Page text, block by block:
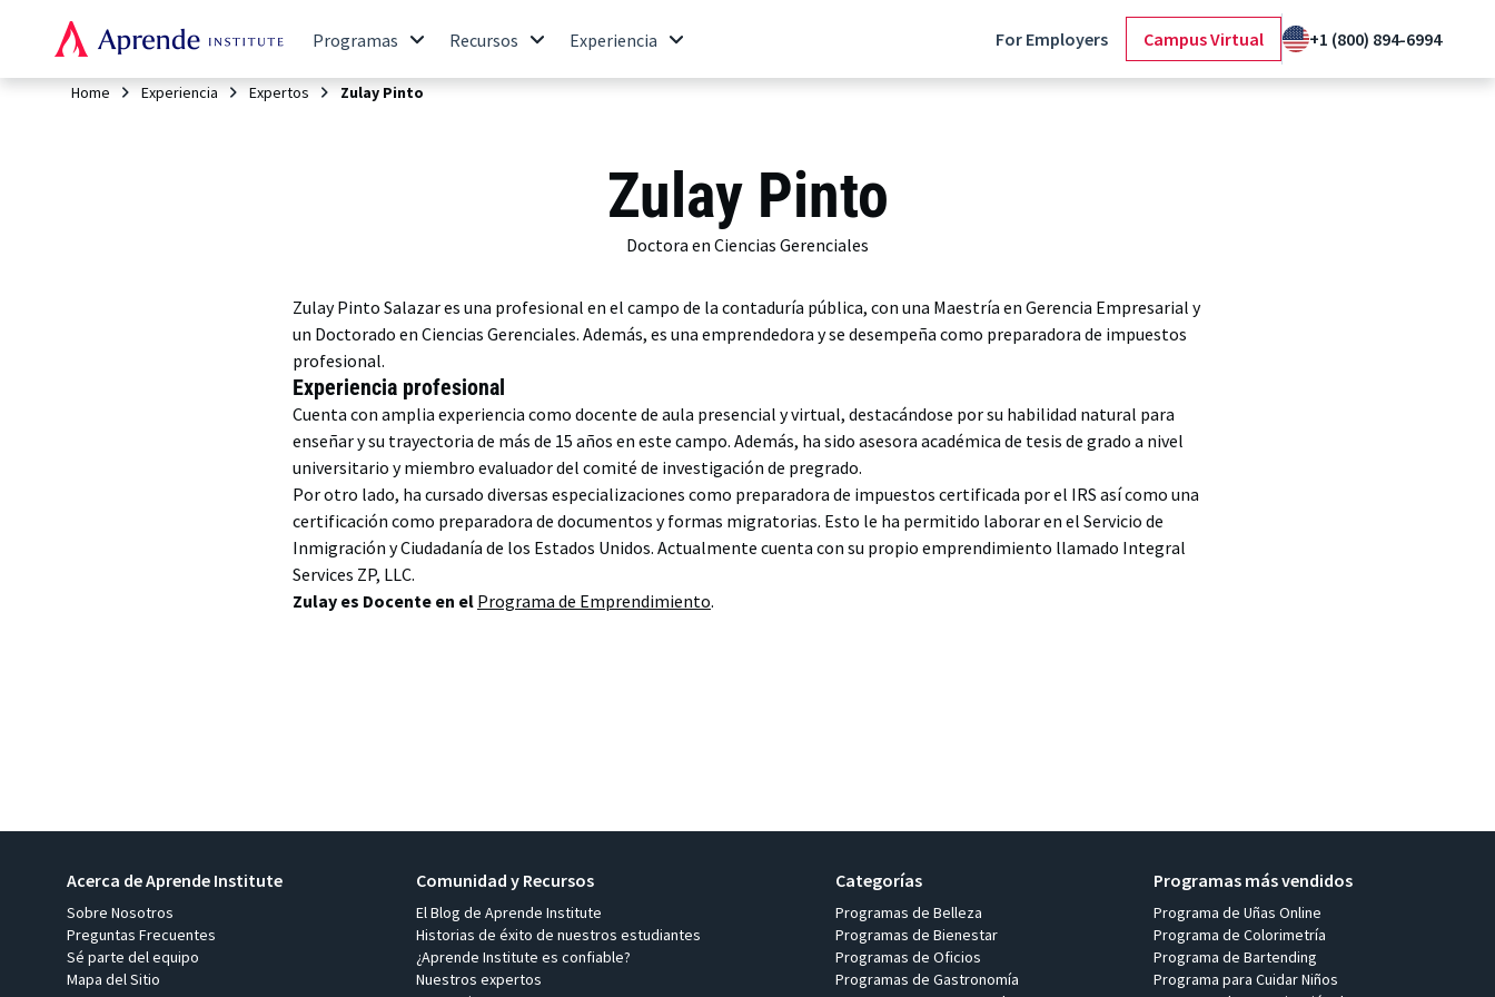
Programas Recursos Experiencia For Employers Campus Virtual +1 (800) 894-6994
Home Experiencia Expertos Zulay Pinto
Zulay Pinto
Doctora en Ciencias Gerenciales
Zulay Pinto Salazar es una profesional en el campo de la contaduría pública, con una Maestría en Gerencia Empresarial y
un Doctorado en Ciencias Gerenciales. Además, es una emprendedora y se desempeña como preparadora de impuestos
profesional.
Experiencia profesional
Cuenta con amplia experiencia como docente de aula presencial y virtual, destacándose por su habilidad natural para
enseñar y su trayectoria de más de 15 años en este campo. Además, ha sido asesora académica de tesis de grado a nivel
universitario y miembro evaluador del comité de investigación de pregrado.
Por otro lado, ha cursado diversas especializaciones como preparadora de impuestos certificada por el IRS así como una
certificación como preparadora de documentos y formas migratorias. Esto le ha permitido laborar en el Servicio de
Inmigración y Ciudadanía de los Estados Unidos. Actualmente cuenta con su propio emprendimiento llamado Integral
Services ZP, LLC.
Zulay es Docente en el Programa de Emprendimiento.
Acerca de Aprende Institute
Sobre Nosotros
Preguntas Frecuentes
Sé parte del equipo
Mapa del Sitio
Comunidad y Recursos
El Blog de Aprende Institute
Historias de éxito de nuestros estudiantes
¿Aprende Institute es confiable?
Nuestros expertos
Categorías
Programas de Belleza
Programas de Bienestar
Programas de Oficios
Programas de Gastronomía
Programas más vendidos
Programa de Uñas Online
Programa de Colorimetría
Programa de Bartending
Programa para Cuidar Niños